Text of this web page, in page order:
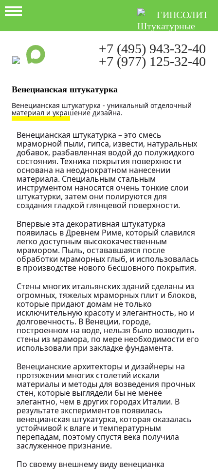
ГИПСОЛИТ
+7 (495) 943-32-40
+7 (977) 125-32-40
Венецианская штукатурка
Венецианская штукатурка - уникальный отделочный
материал и украшение дизайна.
Венецианская штукатурка – это смесь
мраморной пыли, гипса, извести, натуральных
добавок, разбавленная водой до полужидкого
состояния. Техника покрытия поверхности
основана на неоднократном нанесении
материала. Специальным стальным
инструментом наносятся очень тонкие слои
штукатурки, затем они полируются для
создания гладкой глянцевой поверхности.
Впервые эта декоративная штукатурка
появилась в Древнем Риме, который славился
легко доступным высококачественным
мрамором. Пыль, остававшаяся после
обработки мраморных глыб, и использовалась
в производстве нового бесшовного покрытия.
Стены многих итальянских зданий сделаны из
огромных, тяжелых мраморных плит и блоков,
которые придают домам не только
исключительную красоту и элегантность, но и
долговечность. В Венеции, городе,
построенном на воде, нельзя было возводить
стены из мрамора, по мере необходимости его
использовали при закладке фундамента.
Венецианские архитекторы и дизайнеры на
протяжении многих столетий искали
материалы и методы для возведения прочных
стен, которые выглядели бы не менее
элегантно, чем в других городах Италии. В
результате экспериментов появилась
венецианская штукатурка, которая оказалась
устойчивой к влаге и температурным
перепадам, поэтому спустя века получила
заслуженное признание.
По своему внешнему виду венецианка